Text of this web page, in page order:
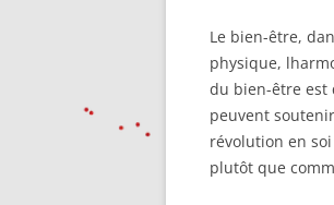
Le bien-être,
physique,
du bien-être
peuvent
révolution en
plutôt que